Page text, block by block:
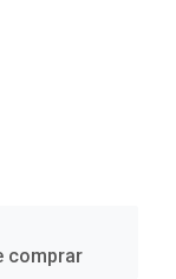
comprar